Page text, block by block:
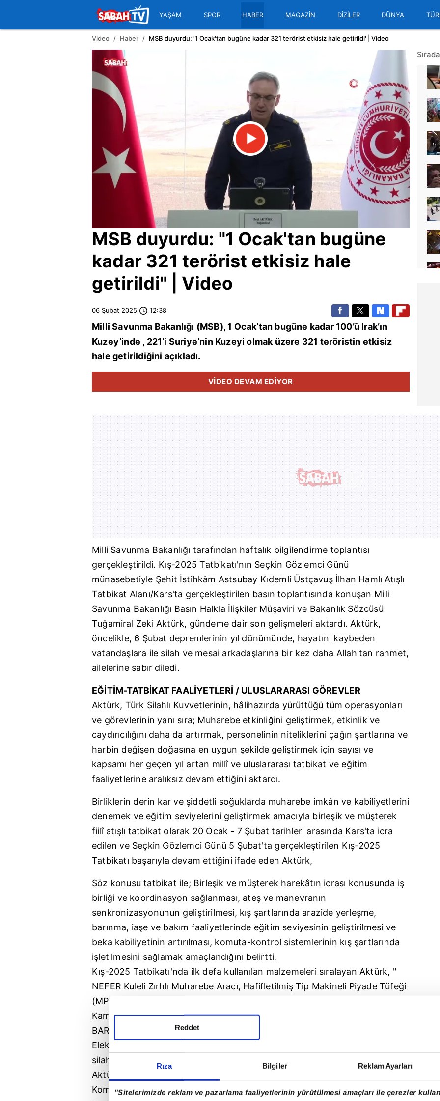
Rıza Bilgiler Reklam Ayarları
"Sitelerimizde reklam ve pazarlama faaliyetlerinin yürütülmesi amaçları ile çerezler
Reddet
YAŞAM SPOR HABER MAGAZİN DİZİLER DÜNYA
Video Haber MSB duyurdu: '1 Ocak'tan bugüne kadar 321 terörist etkisiz hale getirildi' | Video
MSB duyurdu: "1 Ocak'tan bugüne
kadar 321 terörist etkisiz hale
getirildi" | Video
06 Şubat 2025 12:38
Milli Savunma Bakanlığı (MSB), 1 Ocak’tan bugüne kadar 100’ü Irak’ın
Kuzey’inde , 221’i Suriye’nin Kuzeyi olmak üzere 321 teröristin etkisiz
hale getirildiğini açıkladı.
VİDEO DEVAM EDİYOR
Milli Savunma Bakanlığı tarafından haftalık bilgilendirme toplantısı
gerçekleştirildi. Kış-2025 Tatbikatı'nın Seçkin Gözlemci Günü
münasebetiyle Şehit İstihkâm Astsubay Kıdemli Üstçavuş İlhan Hamlı Atışlı
Tatbikat Alanı/Kars'ta gerçekleştirilen basın toplantısında konuşan Milli
Savunma Bakanlığı Basın Halkla İlişkiler Müşaviri ve Bakanlık Sözcüsü
Tuğamiral Zeki Aktürk, gündeme dair son gelişmeleri aktardı. Aktürk,
öncelikle, 6 Şubat depremlerinin yıl dönümünde, hayatını kaybeden
vatandaşlara ile silah ve mesai arkadaşlarına bir kez daha Allah'tan rahmet,
ailelerine sabır diledi.
EĞİTİM-TATBİKAT FAALİYETLERİ / ULUSLARARASI GÖREVLER
Aktürk, Türk Silahlı Kuvvetlerinin, hâlihazırda yürüttüğü tüm operasyonları
ve görevlerinin yanı sıra; Muharebe etkinliğini geliştirmek, etkinlik ve
caydırıcılığını daha da artırmak, personelinin niteliklerini çağın şartlarına ve
harbin değişen doğasına en uygun şekilde geliştirmek için sayısı ve
kapsamı her geçen yıl artan millî ve uluslararası tatbikat ve eğitim
faaliyetlerine aralıksız devam ettiğini aktardı.
Birliklerin derin kar ve şiddetli soğuklarda muharebe imkân ve kabiliyetlerini
denemek ve eğitim seviyelerini geliştirmek amacıyla birleşik ve müşterek
fiilî atışlı tatbikat olarak 20 Ocak - 7 Şubat tarihleri arasında Kars'ta icra
edilen ve Seçkin Gözlemci Günü 5 Şubat'ta gerçekleştirilen Kış-2025
Tatbikatı başarıyla devam ettiğini ifade eden Aktürk,
Söz konusu tatbikat ile; Birleşik ve müşterek harekâtın icrası konusunda iş
birliği ve koordinasyon sağlanması, ateş ve manevranın
senkronizasyonunun geliştirilmesi, kış şartlarında arazide yerleşme,
barınma, iaşe ve bakım faaliyetlerinde eğitim seviyesinin geliştirilmesi ve
beka kabiliyetinin artırılması, komuta-kontrol sistemlerinin kış şartlarında
işletilmesini sağlamak amaçlandığını belirtti.
Kış-2025 Tatbikatı'nda ilk defa kullanılan malzemeleri sıralayan Aktürk, "
NEFER Kuleli Zırhlı Muharebe Aracı, Hafifletilmiş Tip Makineli Piyade Tüfeği
(MPT-76), 5.56 milimetre Hafif Makineli Tüfek, Dragoneye-2 Termal
Kamera, Kafes Korumalı Mini İHA, BOYGA Döner Kanatlı İHA, Aslan-3 ve
BARKAN İnsansız Kara Araçları, ZMA-X İnsansız Kara Aracı, MİLKED-3A3
Elektronik Destek Sistemi, UMA Keşif ve Gözetleme Sistemi gibi muhtelif
silah ve sistemler ilk defa kullanılmaktadır" ifadelerini kullandı.
Aktürk, Kara, Deniz ve Hava Kuvvetleri Komutanlıklarının ve Özel Kuvvetler
Komutanlığının ile sivil kamu kurum ve kuruluşlarının da katıldığı Kış-2025